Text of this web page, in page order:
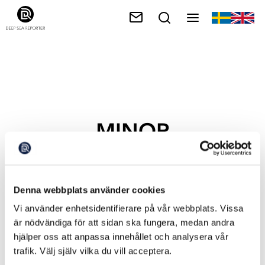
Denna webbplats använder cookies
Vi använder enhetsidentifierare på vår webbplats. Vissa
är nödvändiga för att sidan ska fungera, medan andra
hjälper oss att anpassa innehållet och analysera vår
trafik. Välj själv vilka du vill acceptera.
MINOR